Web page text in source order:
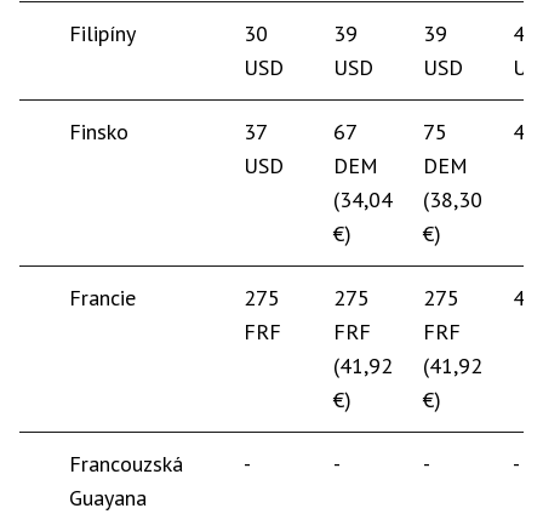
Filipíny
30
USD
39
USD
39
USD
40
Finsko
37
USD
67
DEM
(34,04
€)
75
DEM
(38,30
€)
45
Francie
275
FRF
275
FRF
(41,92
€)
275
FRF
(41,92
€)
45
Francouzská
Guayana
- - - -